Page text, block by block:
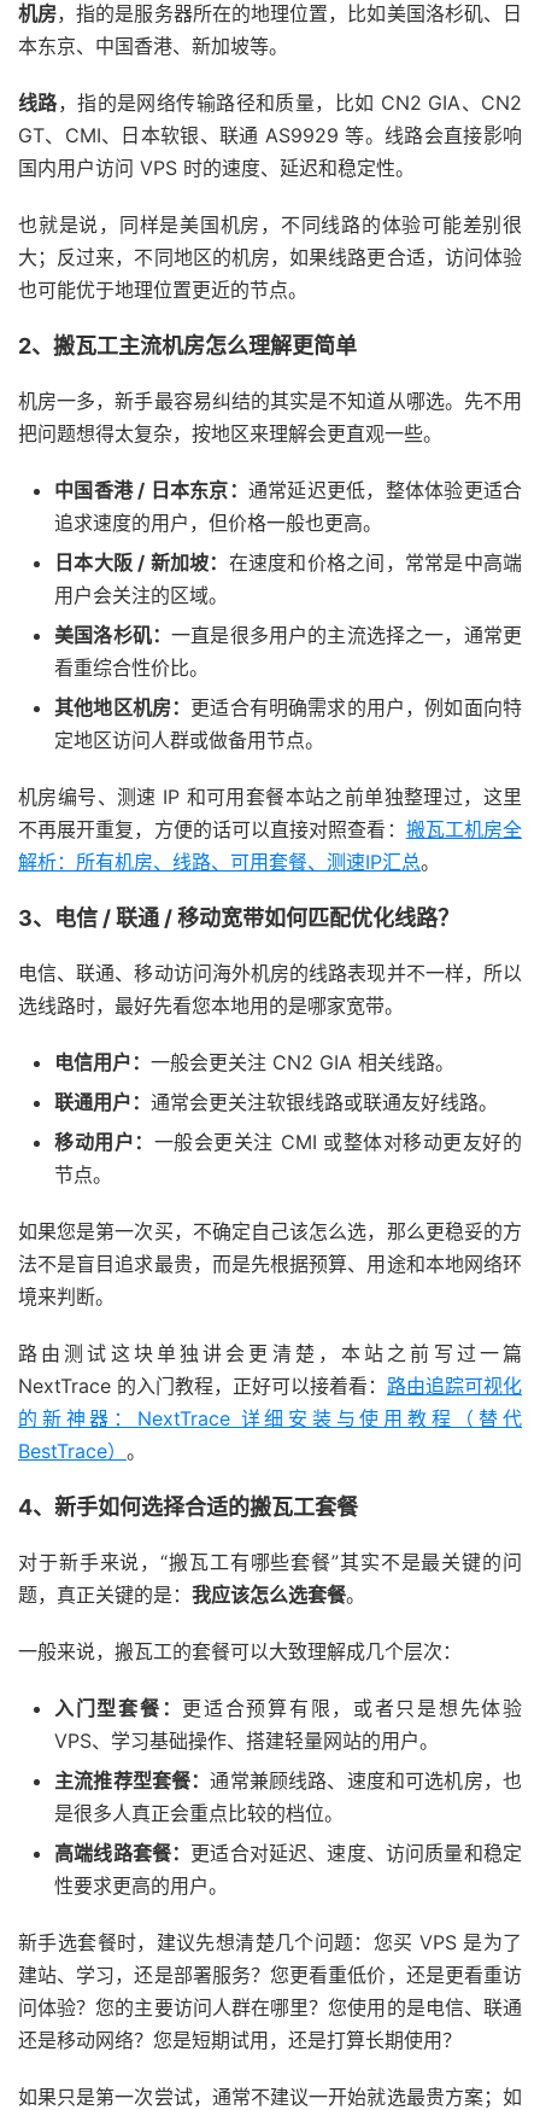
机房，指的是服务器所在的地理位置，比如美国洛杉矶、日
本东京、中国香港、新加坡等。
线路，指的是网络传输路径和质量，比如 CN2 GIA、CN2
GT、CMI、日本软银、联通 AS9929 等。线路会直接影响
国内用户访问 VPS 时的速度、延迟和稳定性。
也就是说，同样是美国机房，不同线路的体验可能差别很
大；反过来，不同地区的机房，如果线路更合适，访问体验
也可能优于地理位置更近的节点。
2、搬瓦工主流机房怎么理解更简单
机房一多，新手最容易纠结的其实是不知道从哪选。先不用
把问题想得太复杂，按地区来理解会更直观一些。
中国香港 / 日本东京： 通常延迟更低，整体体验更适合
追求速度的用户，但价格一般也更高。
日本大阪 / 新加坡： 在速度和价格之间，常常是中高端
用户会关注的区域。
美国洛杉矶：一直是很多用户的主流选择之一，通常更
看重综合性价比。
其他地区机房： 更适合有明确需求的用户，例如面向特
定地区访问人群或做备用节点。
机房编号、测速 IP 和可用套餐本站之前单独整理过，这里
不再展开重复，方便的话可以直接对照查看： 搬瓦工机房全
解析：所有机房、线路、可用套餐、测速IP汇总。
3、电信 / 联通 / 移动宽带如何匹配优化线路？
电信、联通、移动访问海外机房的线路表现并不一样，所以
选线路时，最好先看您本地用的是哪家宽带。
电信用户： 一般会更关注 CN2 GIA 相关线路。
联通用户： 通常会更关注软银线路或联通友好线路。
移动用户： 一般会更关注 CMI 或整体对移动更友好的
节点。
如果您是第一次买，不确定自己该怎么选，那么更稳妥的方
法不是盲目追求最贵，而是先根据预算、用途和本地网络环
境来判断。
路由测试这块单独讲会更清楚，本站之前写过一篇
NextTrace 的入门教程，正好可以接着看： 路由追踪可视化
的新神器：NextTrace 详细安装与使用教程（替代
BestTrace） 。
4、新手如何选择合适的搬瓦工套餐
对于新手来说，“搬瓦工有哪些套餐”其实不是最关键的问
题，真正关键的是： 我应该怎么选套餐。
一般来说，搬瓦工的套餐可以大致理解成几个层次：
入门型套餐： 更适合预算有限，或者只是想先体验
VPS、学习基础操作、搭建轻量网站的用户。
主流推荐型套餐：通常兼顾线路、速度和可选机房，也
是很多人真正会重点比较的档位。
高端线路套餐： 更适合对延迟、速度、访问质量和稳定
性要求更高的用户。
新手选套餐时，建议先想清楚几个问题：您买 VPS 是为了
建站、学习，还是部署服务？您更看重低价，还是更看重访
问体验？您的主要访问人群在哪里？您使用的是电信、联通
还是移动网络？您是短期试用，还是打算长期使用？
如果只是第一次尝试，通常不建议一开始就选最贵方案；如